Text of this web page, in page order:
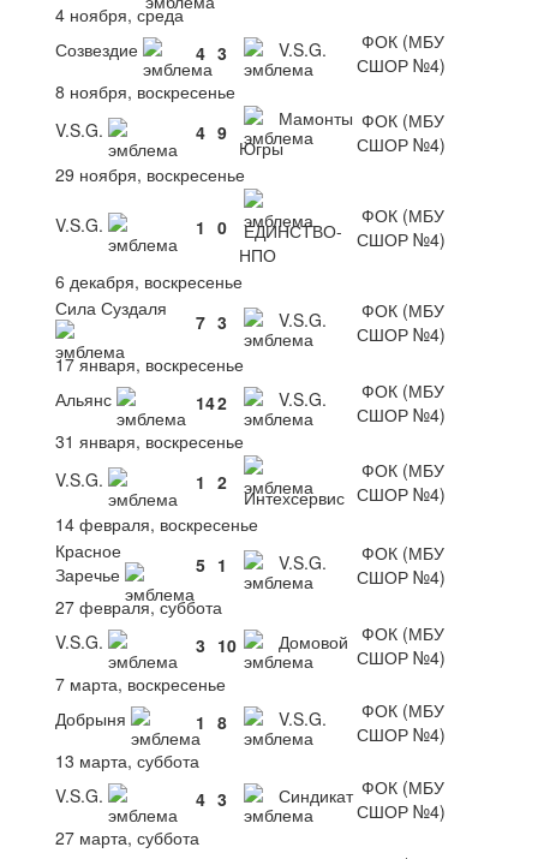
4 ноября, среда
Созвездие
4 3 V.S.G.
ФОК (МБУ
СШОР №4)
8 ноября, воскресенье
V.S.G.
4 9
Мамонты
Югры
ФОК (МБУ
СШОР №4)
29 ноября, воскресенье
V.S.G. 1 0
ЕДИНСТВО-
НПО
ФОК (МБУ
СШОР №4)
6 декабря, воскресенье
Сила Суздаля
7 3 V.S.G.
ФОК (МБУ
СШОР №4)
17 января, воскресенье
Альянс
142 V.S.G.
ФОК (МБУ
СШОР №4)
31 января, воскресенье
V.S.G.
1 2
Интехсервис
ФОК (МБУ
СШОР №4)
14 февраля, воскресенье
Красное
Заречье
5 1 V.S.G.
ФОК (МБУ
СШОР №4)
27 февраля, суббота
V.S.G.
3 10 Домовой ФОК (МБУ
СШОР №4)
7 марта, воскресенье
Добрыня
1 8 V.S.G.
ФОК (МБУ
СШОР №4)
13 марта, суббота
V.S.G.
4 3 Синдикат ФОК (МБУ
СШОР №4)
27 марта, суббота